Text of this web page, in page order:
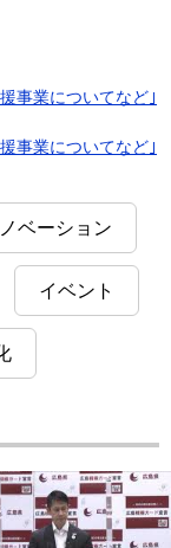
事業についてなど｣
事業についてなど｣
ベーション
イベント